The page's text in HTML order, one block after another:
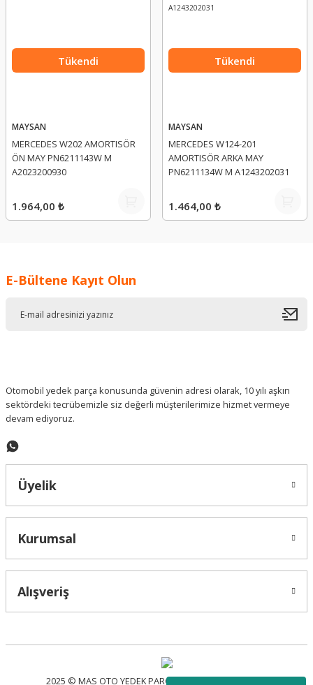
Tükendi
MAYSAN
MERCEDES W202 AMORTISÖR
ÖN MAY PN6211143W M
A2023200930
1.964,00 ₺
Tükendi
MAYSAN
MERCEDES W124-201
AMORTISÖR ARKA MAY
PN6211134W M A1243202031
1.464,00 ₺
E-Bültene Kayıt Olun
Otomobil yedek parça konusunda güvenin adresi olarak, 10 yılı aşkın
sektördeki tecrübemizle siz değerli müşterilerimize hizmet vermeye
devam ediyoruz.
Üyelik
Kurumsal
Alışveriş
2025 © MAS OTO YEDEK PARÇA - Tüm Hakları Saklıdır.